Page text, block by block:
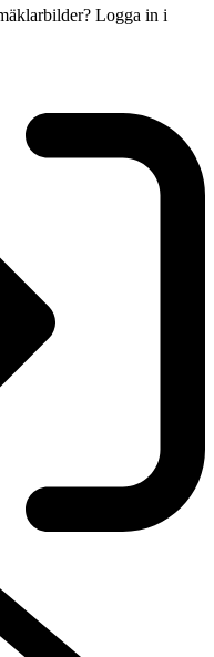
Logga in i